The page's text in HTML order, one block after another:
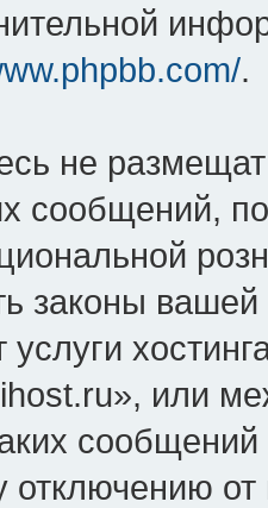
.
не
сообщений,
законы
услуги
или
отключению